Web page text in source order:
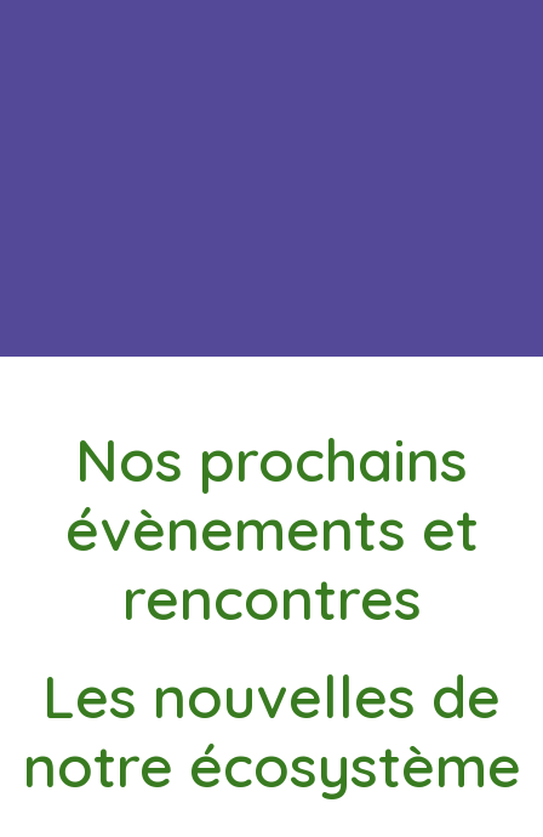
Nos prochains
évènements et
rencontres
Les nouvelles de
notre écosystème